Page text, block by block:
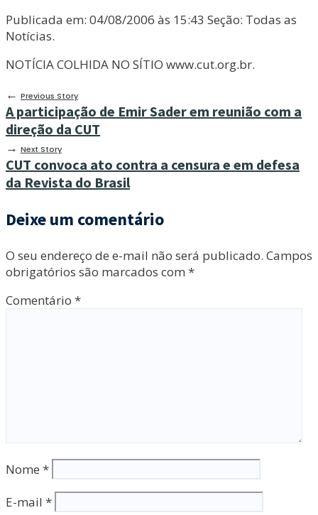
Publicada em: 04/08/2006 às 15:43 Seção: Todas as
Notícias.
NOTÍCIA COLHIDA NO SÍTIO www.cut.org.br.
← Previous Story
A participação de Emir Sader em reunião com a
direção da CUT
→ Next Story
CUT convoca ato contra a censura e em defesa
da Revista do Brasil
Deixe um comentário
O seu endereço de e-mail não será publicado. Campos
obrigatórios são marcados com *
Comentário *
Nome *
E-mail *